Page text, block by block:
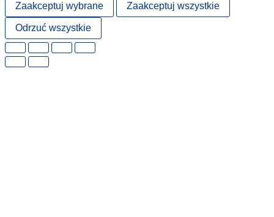
Zaakceptuj wybrane Zaakceptuj wszystkie
Odrzuć wszystkie